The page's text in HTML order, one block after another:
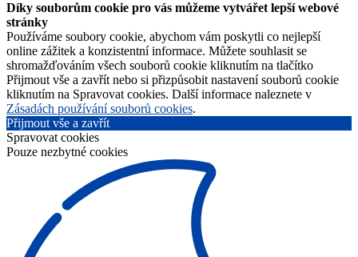
Díky souborům cookie pro vás můžeme vytvářet lepší webové
stránky
Používáme soubory cookie, abychom vám poskytli co nejlepší
online zážitek a konzistentní informace. Můžete souhlasit se
shromažďováním všech souborů cookie kliknutím na tlačítko
Přijmout vše a zavřít nebo si přizpůsobit nastavení souborů cookie
kliknutím na Spravovat cookies. Další informace naleznete v
Zásadách používání souborů cookies.
Přijmout vše a zavřít
Spravovat cookies
Pouze nezbytné cookies